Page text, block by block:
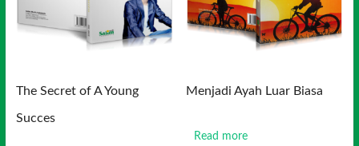
The Secret of A Young
Succes
Menjadi Ayah Luar Biasa
Read more